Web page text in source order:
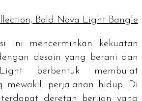
Bold Nova Light Bangle
ini mencerminkan kekuatan
desain yang berani dan
berbentuk membulat
mewakili perjalanan hidup. Di
deretan berlian yang